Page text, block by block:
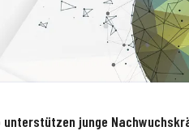
unterstützen junge